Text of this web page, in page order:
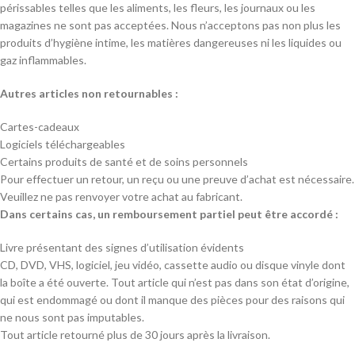
périssables telles que les aliments, les fleurs, les journaux ou les
magazines ne sont pas acceptées. Nous n’acceptons pas non plus les
produits d’hygiène intime, les matières dangereuses ni les liquides ou
gaz inflammables.
Autres articles non retournables :
Cartes-cadeaux
Logiciels téléchargeables
Certains produits de santé et de soins personnels
Pour effectuer un retour, un reçu ou une preuve d’achat est nécessaire.
Veuillez ne pas renvoyer votre achat au fabricant.
Dans certains cas, un remboursement partiel peut être accordé :
Livre présentant des signes d’utilisation évidents
CD, DVD, VHS, logiciel, jeu vidéo, cassette audio ou disque vinyle dont
la boîte a été ouverte. Tout article qui n’est pas dans son état d’origine,
qui est endommagé ou dont il manque des pièces pour des raisons qui
ne nous sont pas imputables.
Tout article retourné plus de 30 jours après la livraison.